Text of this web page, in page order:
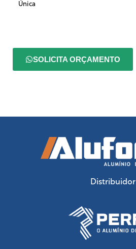
Única
SOLICITA ORÇAMENTO
Distribuidor